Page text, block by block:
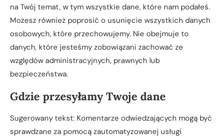
na Twój temat, w tym wszystkie dane, które nam podałeś.
Możesz również poprosić o usunięcie wszystkich danych
osobowych, które przechowujemy. Nie obejmuje to
danych, które jesteśmy zobowiązani zachować ze
względów administracyjnych, prawnych lub
bezpieczeństwa.
Gdzie przesyłamy Twoje dane
Sugerowany tekst: Komentarze odwiedzających mogą być
sprawdzane za pomocą zautomatyzowanej usługi